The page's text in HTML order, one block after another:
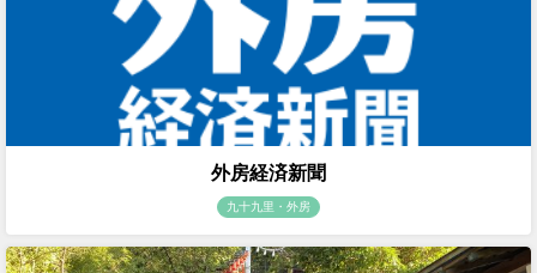
外房経済新聞
九十九里・外房